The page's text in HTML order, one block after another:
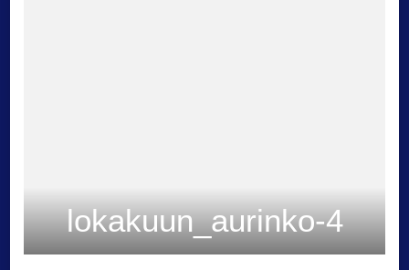
lokakuun_aurinko-4